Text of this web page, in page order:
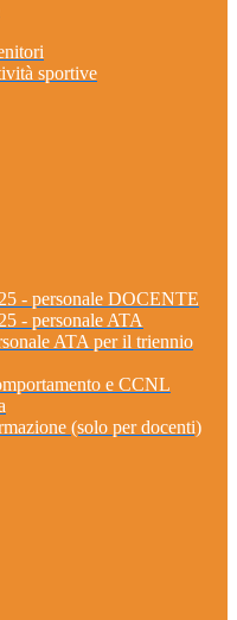
sportive
- personale DOCENTE
- personale ATA
ATA per il triennio
e CCNL
(solo per docenti)